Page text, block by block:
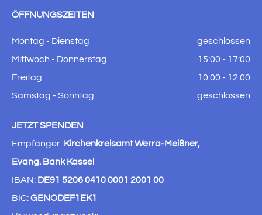
ÖFFNUNGSZEITEN
Montag - Dienstag
geschlossen
Mittwoch - Donnerstag
15:00 - 17:00
Freitag
10:00 - 12:00
Samstag - Sonntag
geschlossen
JETZT SPENDEN
Empfänger: Kirchenkreisamt Werra-Meißner,
Evang. Bank Kassel
IBAN: DE91 5206 0410 0001 2001 00
BIC:GENODEF1EK1